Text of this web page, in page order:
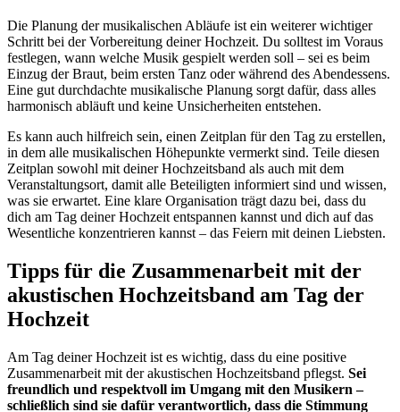
Die Planung der musikalischen Abläufe ist ein weiterer wichtiger
Schritt bei der Vorbereitung deiner Hochzeit. Du solltest im Voraus
festlegen, wann welche Musik gespielt werden soll – sei es beim
Einzug der Braut, beim ersten Tanz oder während des Abendessens.
Eine gut durchdachte musikalische Planung sorgt dafür, dass alles
harmonisch abläuft und keine Unsicherheiten entstehen.
Es kann auch hilfreich sein, einen Zeitplan für den Tag zu erstellen,
in dem alle musikalischen Höhepunkte vermerkt sind. Teile diesen
Zeitplan sowohl mit deiner Hochzeitsband als auch mit dem
Veranstaltungsort, damit alle Beteiligten informiert sind und wissen,
was sie erwartet. Eine klare Organisation trägt dazu bei, dass du
dich am Tag deiner Hochzeit entspannen kannst und dich auf das
Wesentliche konzentrieren kannst – das Feiern mit deinen Liebsten.
Tipps für die Zusammenarbeit mit der
akustischen Hochzeitsband am Tag der
Hochzeit
Am Tag deiner Hochzeit ist es wichtig, dass du eine positive
Zusammenarbeit mit der akustischen Hochzeitsband pflegst. Sei
freundlich und respektvoll im Umgang mit den Musikern –
schließlich sind sie dafür verantwortlich, dass die Stimmung